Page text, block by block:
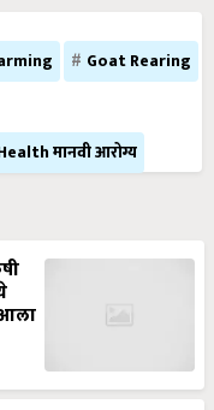
Goat Rearing
मानवी आरोग्य
आला